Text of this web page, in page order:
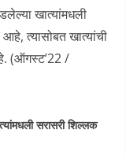
खात्यांमधली
त्यासोबत खात्यांची
(ऑगस्ट’22 /
सरासरी शिल्लक